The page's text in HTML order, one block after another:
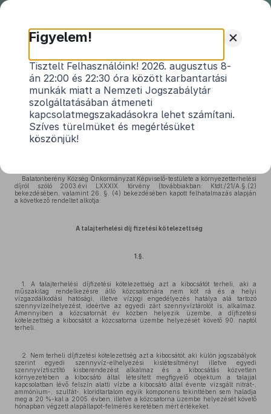
Balatonberény Község
Önkormányzat Képviselő-testülete
2/2005. (II.3.) önkormányzati
rendelete
a talajterhelési díjról
Balatonberény Község Önkormányzat Képviselő-testülete a környezetterhelési
díjról szóló 2003.évi LXXXIX. törvény (továbbiakban: Ktdt./21/A.§.(2)
bekezdésében, valamint 26. §. (4) bekezdésében kapott felhatalmazás alapján
a következő rendeltet alkotja:
A talajterhelési díj fizetési kötelezettség
1.§.
1. A talajterhelési díjfizetési kötelezettség azt a kibocsátót terheli, aki a
műszakilag rendelkezésre álló közcsatornára nem köt rá és a helyi
vízgazdálkodási hatósági, illetve vízjogi engedélyezés hatálya alá tartozó
szennyvízelhelyezést, ideértve az egyedi zárt szennyvíztárolót is, alkalmaz.
Amennyiben a közcsatornát év közben helyezik üzembe, a díjfizetési
kötelezettség a kibocsátót a közcsatorna üzembe helyezését követő 90. naptól
terheli.
2. Nem terheli díjfizetési kötelezettség azt a kibocsátót, aki külön jogszabályok
szerint egyedi szennyvíz-elhelyezési kislétesítményt illetve egyedi
szennyvíztisztító kisberendezést alkalmaz és a kibocsátás közvetlen
környezetében a kibocsátó által létesített megfigyelő objektum a talajjal
kapcsolatban lévő felszín alatti vízbe a kibocsátó által évente vizsgált nitrát-,
ammónium-, szulfát-, kloridtartalom egyik komponens tekinttében sem haladja
meg a 20 %-kal a 2005. évben, illetve a közcsatorna üzembe helyezését követő
hónapban végzett alapállapot-felmérés keretében mért értékeket.
+
Figyelem!
Tisztelt Felhasználóink! 2026. augusztus 8-
án 22:00 és 22:30 óra között karbantartási
munkák miatt a Nemzeti Jogszabálytár
szolgáltatásában átmeneti
kapcsolatmegszakadásokra lehet számítani.
Szíves türelmüket és megértésüket
köszönjük!